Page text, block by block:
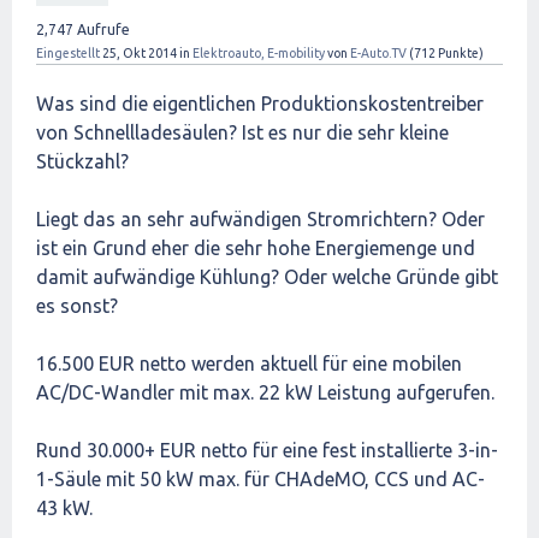
2,747 Aufrufe
Eingestellt 25, Okt 2014in Elektroauto, E-mobilityvon E-Auto.TV (712 Punkte)
Was sind die eigentlichen Produktionskostentreiber
von Schnellladesäulen? Ist es nur die sehr kleine
Stückzahl?
Liegt das an sehr aufwändigen Stromrichtern? Oder
ist ein Grund eher die sehr hohe Energiemenge und
damit aufwändige Kühlung? Oder welche Gründe gibt
es sonst?
16.500 EUR netto werden aktuell für eine mobilen
AC/DC-Wandler mit max. 22 kW Leistung aufgerufen.
Rund 30.000+ EUR netto für eine fest installierte 3-in-
1-Säule mit 50 kW max. für CHAdeMO, CCS und AC-
43 kW.